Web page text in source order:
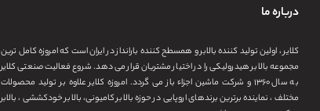
درباره ما
کلایر ، اولین تولید کننده بالابر و همسطح کننده بارانداز در ایران است که امروزه کامل ترین
مجموعه بالابر هیدرولیکی را در اختیار مشتریان قرار می دهد. شروع فعالیت صنعتی کلایر
به سال ۱۳۶۰ و شرکت ماشین اجزاء باز می گردد. امروزه کلایر علاوه بر تولید محصولات
مختلف ، نماینده برترین برندهای اروپایی در حوزه بالابر کامیونی، بالابر خودکششی ، بالابر